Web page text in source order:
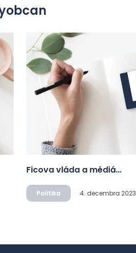
Ficova vláda a médiá…
Politika 4. decembra 2023